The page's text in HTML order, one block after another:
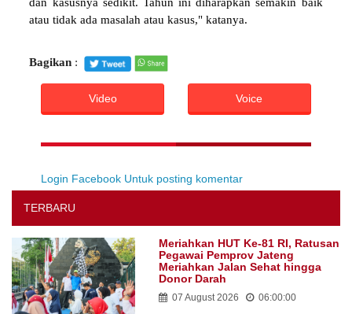
atau tidak ada masalah atau kasus," katanya.
Bagikan :
Video Voice
Login Facebook Untuk posting komentar
TERBARU
Meriahkan HUT Ke-81 RI, Ratusan
Pegawai Pemprov Jateng
Meriahkan Jalan Sehat hingga
Donor Darah
07 August 2026 06:00:00